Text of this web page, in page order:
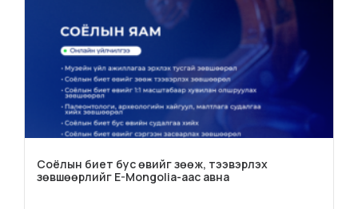
Соёлын биет бус өвийг зөөж, тээвэрлэх
зөвшөөрлийг E-Mongolia-аас авна